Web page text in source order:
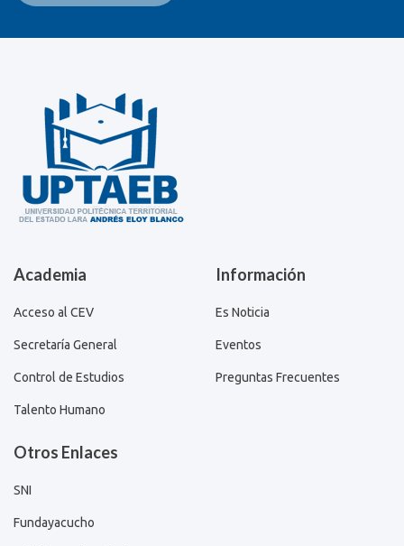
Academia
Acceso al CEV
Secretaría General
Control de Estudios
Talento Humano
Información
Es Noticia
Eventos
Preguntas Frecuentes
Otros Enlaces
SNI
Fundayacucho